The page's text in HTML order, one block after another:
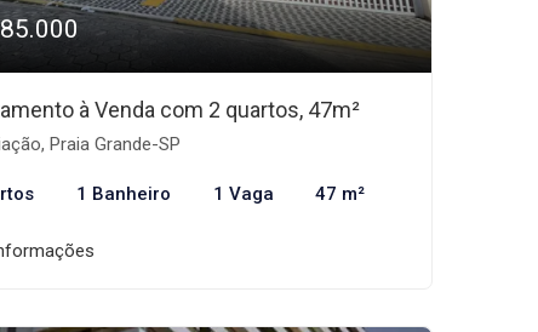
à Venda com 2 quartos, 47m²
Praia Grande-SP
1 Banheiro 1 Vaga 47 m²